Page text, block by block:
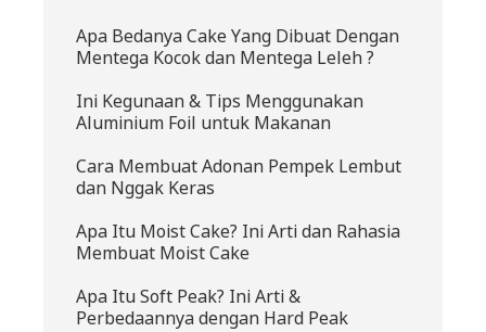
Apa Bedanya Cake Yang Dibuat Dengan
Mentega Kocok dan Mentega Leleh ?
Ini Kegunaan & Tips Menggunakan
Aluminium Foil untuk Makanan
Cara Membuat Adonan Pempek Lembut
dan Nggak Keras
Apa Itu Moist Cake? Ini Arti dan Rahasia
Membuat Moist Cake
Apa Itu Soft Peak? Ini Arti &
Perbedaannya dengan Hard Peak